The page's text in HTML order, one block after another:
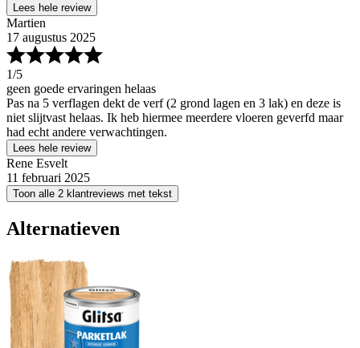
Lees hele review
Martien
17 augustus 2025
1/5
geen goede ervaringen helaas
Pas na 5 verflagen dekt de verf (2 grond lagen en 3 lak) en deze is
niet slijtvast helaas. Ik heb hiermee meerdere vloeren geverfd maar
had echt andere verwachtingen.
Lees hele review
Rene Esvelt
11 februari 2025
Toon alle 2 klantreviews met tekst
Alternatieven